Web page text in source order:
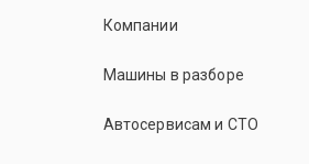
Компании
Машины в разборе
Автосервисам и СТО